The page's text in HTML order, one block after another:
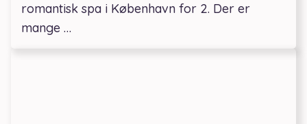
romantisk spa i København for 2. Der er
mange …